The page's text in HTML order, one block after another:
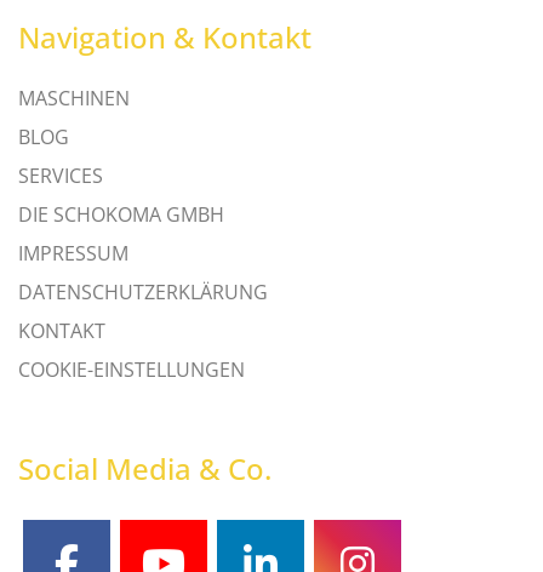
Navigation & Kontakt
MASCHINEN
BLOG
SERVICES
DIE SCHOKOMA GMBH
IMPRESSUM
DATENSCHUTZERKLÄRUNG
KONTAKT
COOKIE-EINSTELLUNGEN
Social Media & Co.